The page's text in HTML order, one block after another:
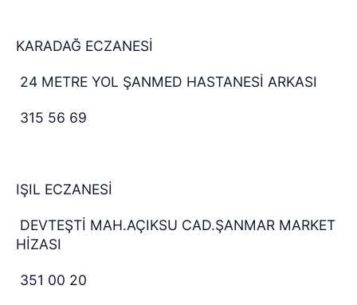
KARADAĞ ECZANESİ
24 METRE YOL ŞANMED HASTANESİ ARKASI
315 56 69
IŞIL ECZANESİ
DEVTEŞTİ MAH.AÇIKSU CAD.ŞANMAR MARKET
HİZASI
351 00 20